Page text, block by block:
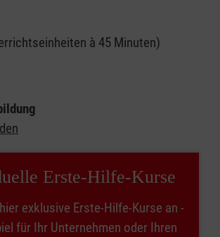
à 45 Minuten)
Erste-Hilfe-Kurse
exklusive Erste-Hilfe-Kurse an -
für Ihr Unternehmen oder Ihren